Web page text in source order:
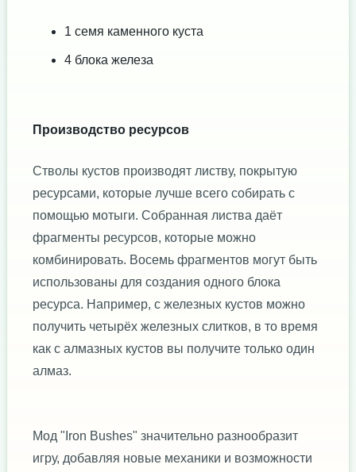
1 семя каменного куста
4 блока железа
Производство ресурсов
Стволы кустов производят листву, покрытую
ресурсами, которые лучше всего собирать с
помощью мотыги. Собранная листва даёт
фрагменты ресурсов, которые можно
комбинировать. Восемь фрагментов могут быть
использованы для создания одного блока
ресурса. Например, с железных кустов можно
получить четырёх железных слитков, в то время
как с алмазных кустов вы получите только один
алмаз.
Мод "Iron Bushes" значительно разнообразит
игру, добавляя новые механики и возможности